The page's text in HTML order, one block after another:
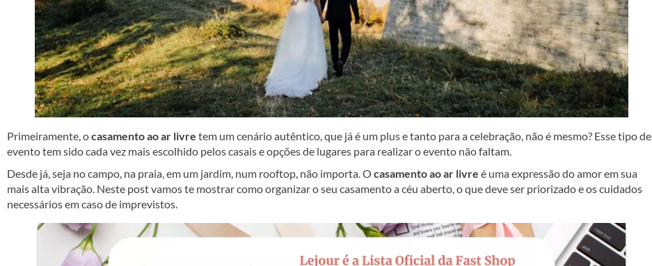
Primeiramente, ocasamento ao ar livre tem um cenário autêntico, que já é um plus e tanto para a celebração, não é mesmo? Esse tipo de
evento tem sido cada vez mais escolhido pelos casais e opções de lugares para realizar o evento não faltam.
Desde já, seja no campo, na praia, em um jardim, num rooftop, não importa. O casamento ao ar livre é uma expressão do amor em sua
mais alta vibração. Neste post vamos te mostrar como organizar o seu casamento a céu aberto, o que deve ser priorizado e os cuidados
necessários em caso de imprevistos.